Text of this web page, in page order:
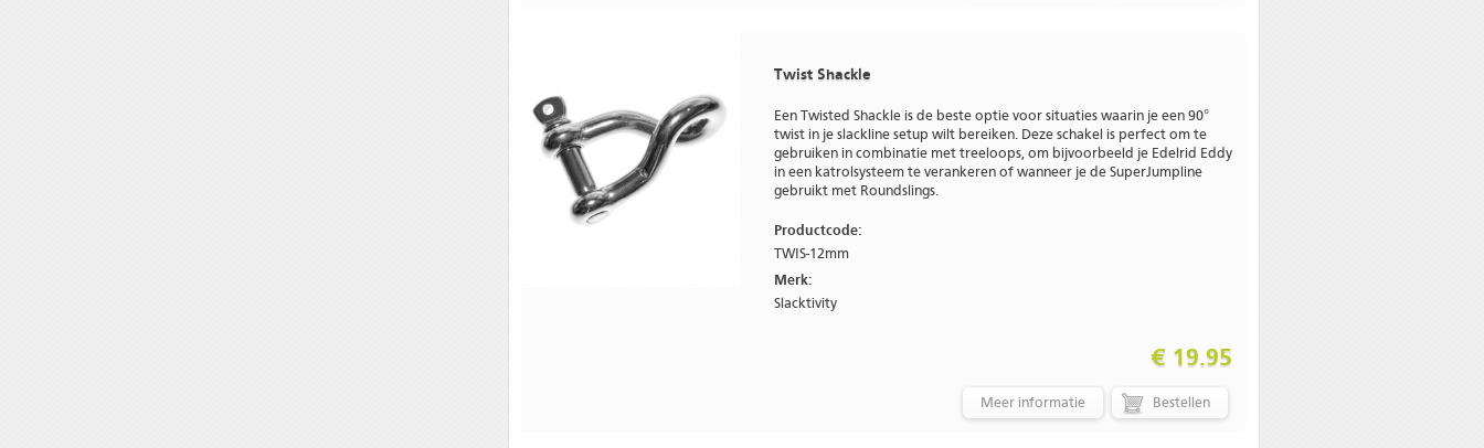
Twist Shackle
Een Twisted Shackle is de beste optie voor situaties waarin je een 90°
twist in je slackline setup wilt bereiken. Deze schakel is perfect om te
gebruiken in combinatie met treeloops, om bijvoorbeeld je Edelrid Eddy
in een katrolsysteem te verankeren of wanneer je de SuperJumpline
gebruikt met Roundslings.
Productcode:
TWIS-12mm
Merk:
Slacktivity
€ 19.95
Meer informatie